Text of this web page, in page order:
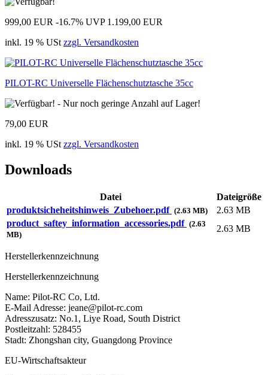
999,00 EUR -16.7% UVP 1.199,00 EUR
inkl. 19 % USt zzgl. Versandkosten
PILOT-RC Universelle Flächenschutztasche 35cc
79,00 EUR
inkl. 19 % USt zzgl. Versandkosten
Downloads
Datei
Dateigröße
produktsicheheitshinweis_Zubehoer.pdf (2.63 MB)
2.63 MB
product_saftey_information_accessories.pdf (2.63
MB)
2.63 MB
Herstellerkennzeichnung
Herstellerkennzeichnung
Name: Pilot-RC Co, Ltd.
E-Mail Adresse: jeane@pilot-rc.com
Adresszusatz: No.1, Liye Road, South District
Postleitzahl: 528455
Stadt: Zhongshan city, Guangdong Province
EU-Wirtschaftsakteur